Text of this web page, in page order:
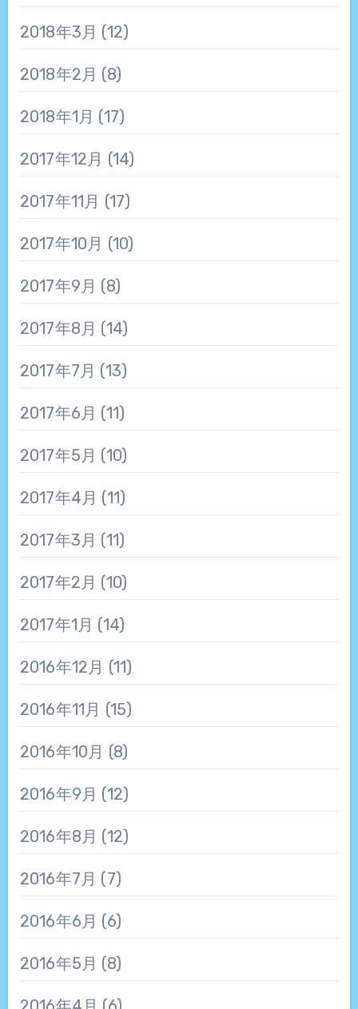
2018年3月 (12)
2018年2月 (8)
2018年1月 (17)
2017年12月 (14)
2017年11月 (17)
2017年10月 (10)
2017年9月 (8)
2017年8月 (14)
2017年7月 (13)
2017年6月 (11)
2017年5月 (10)
2017年4月 (11)
2017年3月 (11)
2017年2月 (10)
2017年1月 (14)
2016年12月 (11)
2016年11月 (15)
2016年10月 (8)
2016年9月 (12)
2016年8月 (12)
2016年7月 (7)
2016年6月 (6)
2016年5月 (8)